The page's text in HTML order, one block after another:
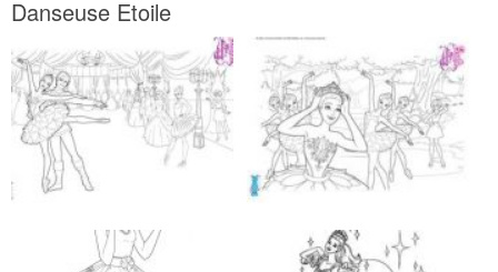
Danseuse Etoile